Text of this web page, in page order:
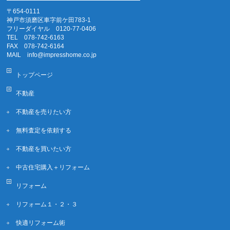
〒654-0111
神戸市須磨区車字前ケ田783-1
フリーダイヤル 0120-77-0406
TEL 078-742-6163
FAX 078-742-6164
MAIL info@impresshome.co.jp
トップページ
不動産
不動産を売りたい方
無料査定を依頼する
不動産を買いたい方
中古住宅購入＋リフォーム
リフォーム
リフォーム１・２・３
快適リフォーム術